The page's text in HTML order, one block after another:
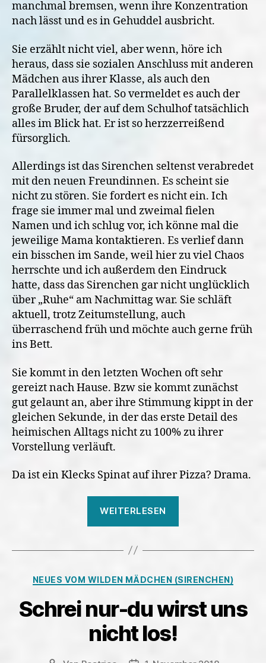
manchmal bremsen, wenn ihre Konzentration
nach lässt und es in Gehuddel ausbricht.
Sie erzählt nicht viel, aber wenn, höre ich
heraus, dass sie sozialen Anschluss mit anderen
Mädchen aus ihrer Klasse, als auch den
Parallelklassen hat. So vermeldet es auch der
große Bruder, der auf dem Schulhof tatsächlich
alles im Blick hat. Er ist so herzzerreißend
fürsorglich.
Allerdings ist das Sirenchen seltenst verabredet
mit den neuen Freundinnen. Es scheint sie
nicht zu stören. Sie fordert es nicht ein. Ich
frage sie immer mal und zweimal fielen
Namen und ich schlug vor, ich könne mal die
jeweilige Mama kontaktieren. Es verlief dann
ein bisschen im Sande, weil hier zu viel Chaos
herrschte und ich außerdem den Eindruck
hatte, dass das Sirenchen gar nicht unglücklich
über „Ruhe“ am Nachmittag war. Sie schläft
aktuell, trotz Zeitumstellung, auch
überraschend früh und möchte auch gerne früh
ins Bett.
Sie kommt in den letzten Wochen oft sehr
gereizt nach Hause. Bzw sie kommt zunächst
gut gelaunt an, aber ihre Stimmung kippt in der
gleichen Sekunde, in der das erste Detail des
heimischen Alltags nicht zu 100% zu ihrer
Vorstellung verläuft.
Da ist ein Klecks Spinat auf ihrer Pizza? Drama.
WEITERLESEN
und
Seele
auch“
Kategorien
NEUES VOM WILDEN MÄDCHEN (SIRENCHEN)
Schrei nur-du wirst uns
nicht los!